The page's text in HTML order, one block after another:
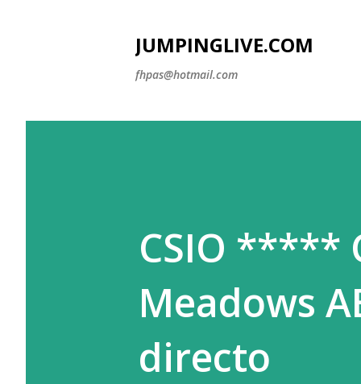
JUMPINGLIVE.COM
fhpas@hotmail.com
CSIO *****
Meadows
directo